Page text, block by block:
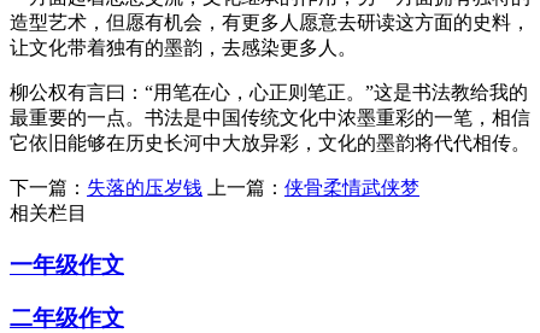
造型艺术，但愿有机会，有更多人愿意去研读这方面的史料，
让文化带着独有的墨韵，去感染更多人。
柳公权有言曰：“用笔在心，心正则笔正。”这是书法教给我的
最重要的一点。书法是中国传统文化中浓墨重彩的一笔，相信
它依旧能够在历史长河中大放异彩，文化的墨韵将代代相传。
下一篇： 失落的压岁钱 上一篇： 侠骨柔情武侠梦
相关栏目
一年级作文
二年级作文